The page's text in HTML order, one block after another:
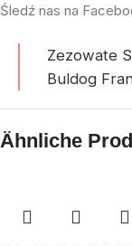
Śledź nas na
Zezowate
Buldog
Ähnliche